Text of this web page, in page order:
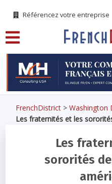
Référencez votre entreprise
FrenchDistrict >Washington
Les fraternités et les
Les
sororités